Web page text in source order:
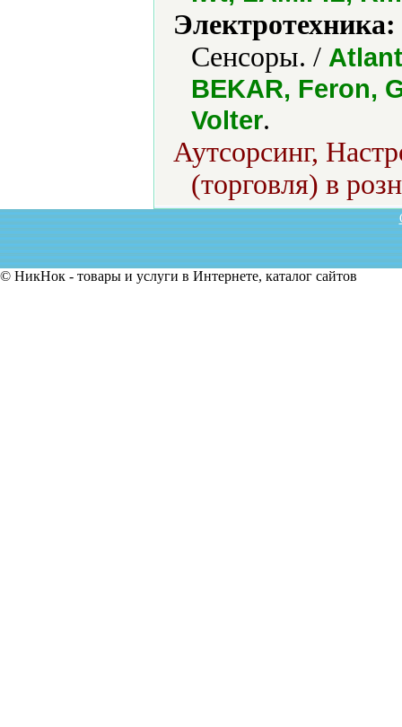
Электротехника:
Сенсоры. /
BEKAR, Feron,
Volter.
Аутсорсинг,
(торговля) в
© НикНок - товары и услуги в Интернете, каталог сайтов